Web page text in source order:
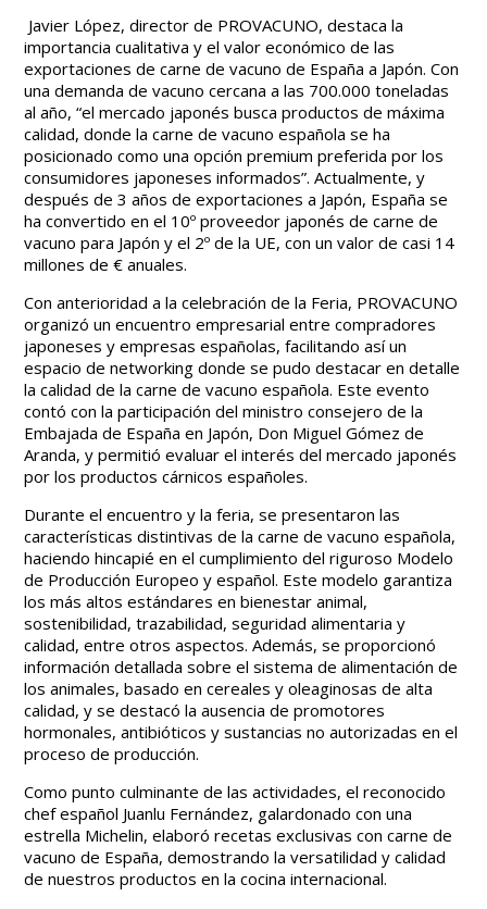
Javier López, director de PROVACUNO, destaca la
importancia cualitativa y el valor económico de las
exportaciones de carne de vacuno de España a Japón. Con
una demanda de vacuno cercana a las 700.000 toneladas
al año, “el mercado japonés busca productos de máxima
calidad, donde la carne de vacuno española se ha
posicionado como una opción premium preferida por los
consumidores japoneses informados”. Actualmente, y
después de 3 años de exportaciones a Japón, España se
ha convertido en el 10º proveedor japonés de carne de
vacuno para Japón y el 2º de la UE, con un valor de casi 14
millones de € anuales.
Con anterioridad a la celebración de la Feria, PROVACUNO
organizó un encuentro empresarial entre compradores
japoneses y empresas españolas, facilitando así un
espacio de networking donde se pudo destacar en detalle
la calidad de la carne de vacuno española. Este evento
contó con la participación del ministro consejero de la
Embajada de España en Japón, Don Miguel Gómez de
Aranda, y permitió evaluar el interés del mercado japonés
por los productos cárnicos españoles.
Durante el encuentro y la feria, se presentaron las
características distintivas de la carne de vacuno española,
haciendo hincapié en el cumplimiento del riguroso Modelo
de Producción Europeo y español. Este modelo garantiza
los más altos estándares en bienestar animal,
sostenibilidad, trazabilidad, seguridad alimentaria y
calidad, entre otros aspectos. Además, se proporcionó
información detallada sobre el sistema de alimentación de
los animales, basado en cereales y oleaginosas de alta
calidad, y se destacó la ausencia de promotores
hormonales, antibióticos y sustancias no autorizadas en el
proceso de producción.
Como punto culminante de las actividades, el reconocido
chef español Juanlu Fernández, galardonado con una
estrella Michelin, elaboró recetas exclusivas con carne de
vacuno de España, demostrando la versatilidad y calidad
de nuestros productos en la cocina internacional.